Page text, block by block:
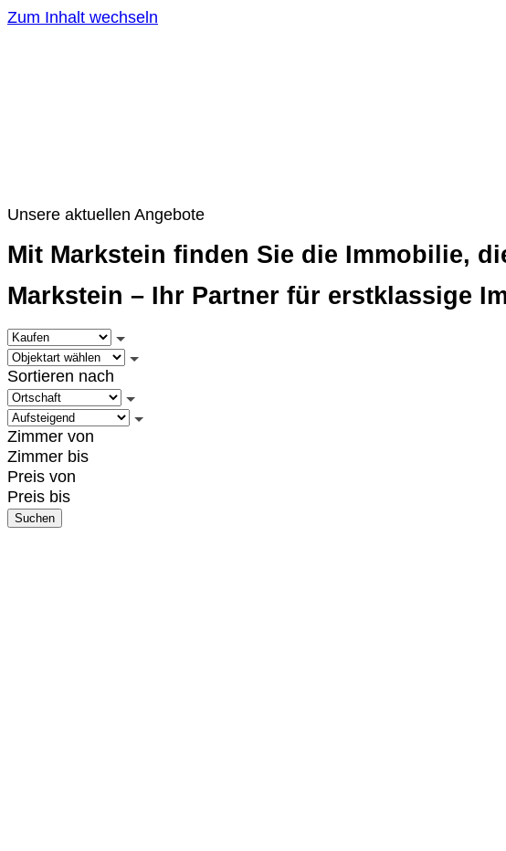
Zum Inhalt wechseln
Unsere aktuellen Angebote
Mit Markstein finden Sie die Immobilie,
Markstein – Ihr Partner für erstklassige
Sortieren nach
Zimmer von
Zimmer bis
Preis von
Preis bis